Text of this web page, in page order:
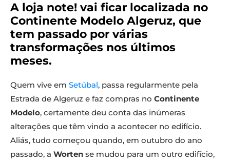
A loja note! vai ficar localizada no
Continente Modelo Algeruz, que
tem passado por várias
transformações nos últimos
meses.
Quem vive em Setúbal, passa regularmente pela
Estrada de Algeruz e faz compras no Continente
Modelo, certamente deu conta das inúmeras
alterações que têm vindo a acontecer no edifício.
Aliás, tudo começou quando, em outubro do ano
passado, a Worten se mudou para um outro edifício,